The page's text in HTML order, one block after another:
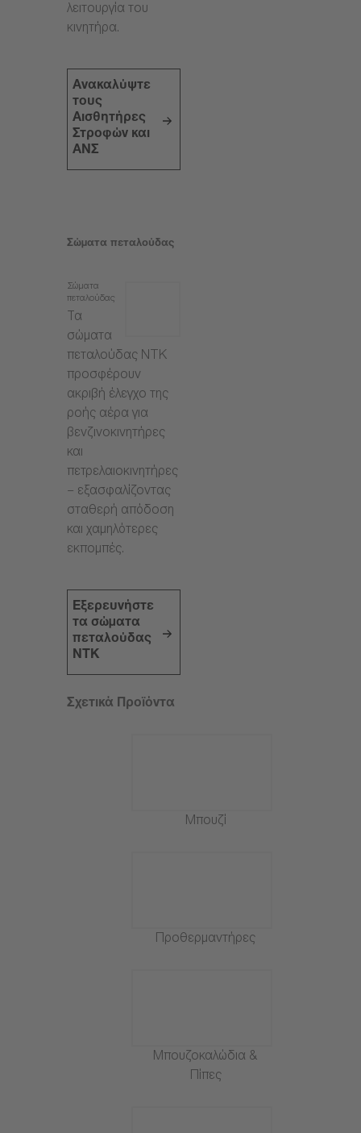
λειτουργία του
κινητήρα.
Ανακαλύψτε
τους
Αισθητήρες
Στροφών και
ΑΝΣ
Σώματα πεταλούδας
Σώματα
πεταλούδας
Τα
σώματα
πεταλούδας NTK
προσφέρουν
ακριβή έλεγχο της
ροής αέρα για
βενζινοκινητήρες
και
πετρελαιοκινητήρες
– εξασφαλίζοντας
σταθερή απόδοση
και χαμηλότερες
εκπομπές.
Εξερευνήστε
τα σώματα
πεταλούδας
NTK
Σχετικά Προϊόντα
Μπουζί
Προθερμαντήρες
Μπουζοκαλώδια &
Πίπες